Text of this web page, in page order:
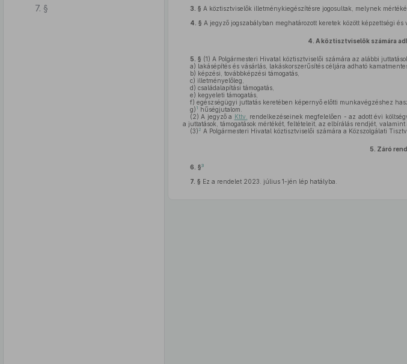
7. §
3. § A köztisztviselők illetménykiegészítésre jogosultak, melynek
4. § A jegyző jogszabályban meghatározott keretek között képzettségi és
4. A köztisztviselők számára
5. § (1) A Polgármesteri Hivatal köztisztviselői számára az alábbi
a) lakásépítés és vásárlás, lakáskorszerűsítés céljára adható
b) képzési, továbbképzési támogatás,
c) illetményelőleg,
d) családalapítási támogatás,
e) kegyeleti támogatás,
f) egészségügyi juttatás keretében képernyő előtti munkavégzéshez
g) 1 hűségjutalom.
(2) A jegyző a Kttv.
rendelkezéseinek megfelelően - az adott évi
a juttatások, támogatások mértékét, feltételeit, az elbírálás rendjét, valamint
(3) 2 A Polgármesteri Hivatal köztisztviselői számára a Közszolgálati
5. Záró
6. §3
7. § Ez a rendelet 2023. július 1-jén lép hatályba.